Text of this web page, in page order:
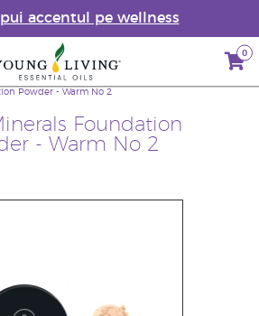
accentul pe wellness
0
Foundation
- Warm No 2
Powder - Warm No 2